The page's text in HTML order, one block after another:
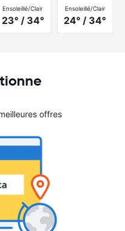
Ensoleillé/Clair
23° / 34°
Ensoleillé/Clair
24° / 34°
offres